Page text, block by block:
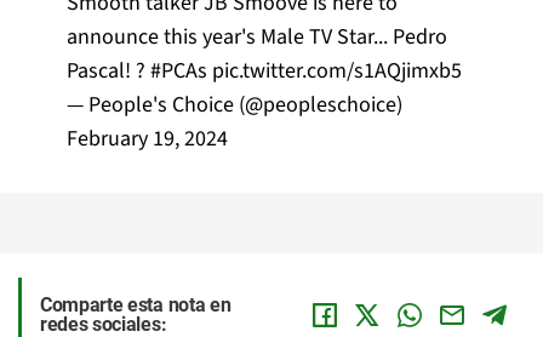
announce this year's Male TV Star... Pedro
Pascal! ? #PCAs pic.twitter.com/s1AQjimxb5
— People's Choice (@peopleschoice)
February 19, 2024
Comparte esta nota en
redes sociales: